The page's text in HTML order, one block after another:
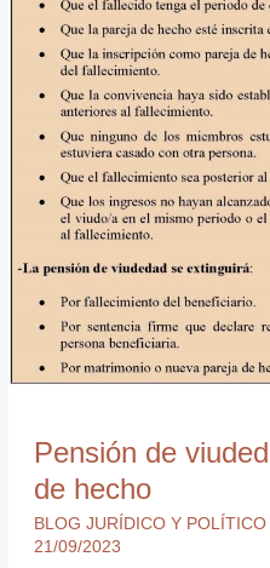
Pensión de
de hecho
BLOG JURÍDICO Y POLÍTICO
21/09/2023
de
hecho